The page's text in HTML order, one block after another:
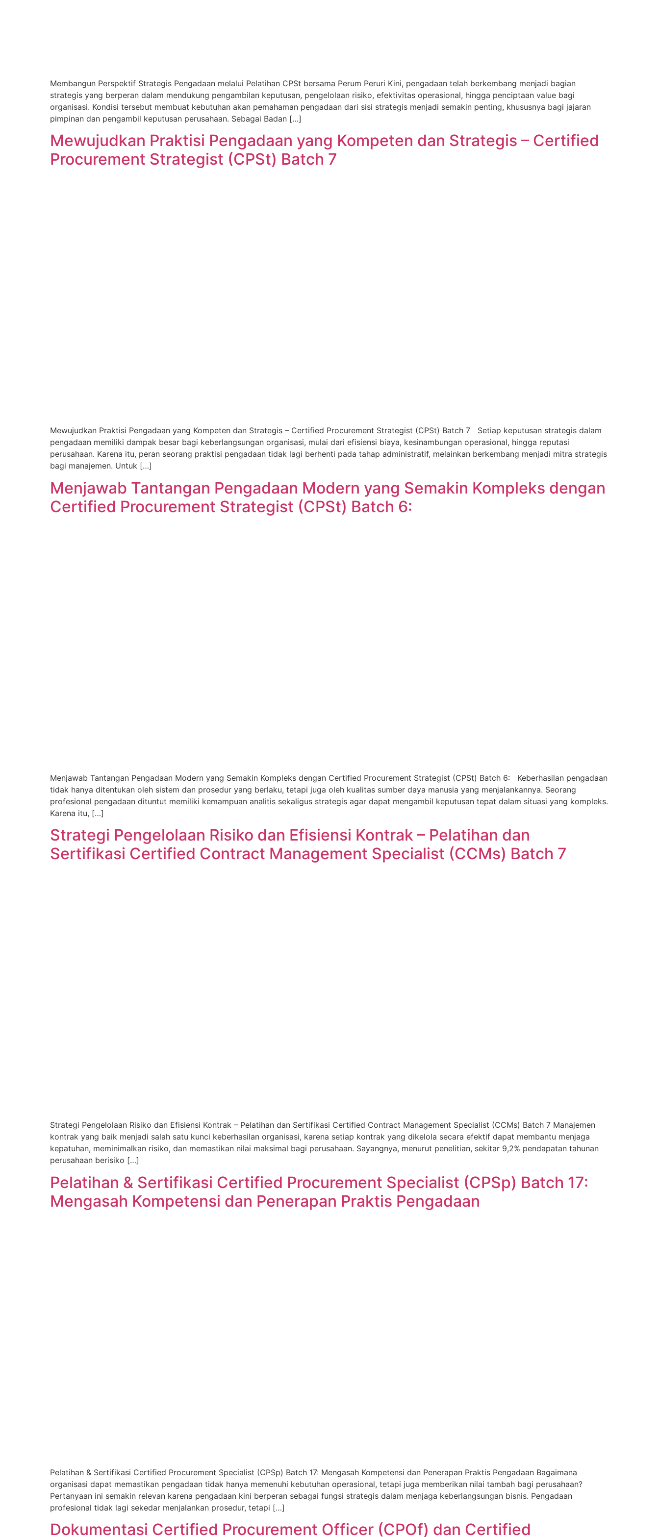
Membangun Perspektif Strategis Pengadaan melalui Pelatihan CPSt bersama Perum Peruri Kini, pengadaan telah berkembang menjadi bagian
strategis yang berperan dalam mendukung pengambilan keputusan, pengelolaan risiko, efektivitas operasional, hingga penciptaan value bagi
organisasi. Kondisi tersebut membuat kebutuhan akan pemahaman pengadaan dari sisi strategis menjadi semakin penting, khususnya bagi jajaran
pimpinan dan pengambil keputusan perusahaan. Sebagai Badan […]
Mewujudkan Praktisi Pengadaan yang Kompeten dan Strategis – Certified
Procurement Strategist (CPSt) Batch 7
Mewujudkan Praktisi Pengadaan yang Kompeten dan Strategis – Certified Procurement Strategist (CPSt) Batch 7 Setiap keputusan strategis dalam
pengadaan memiliki dampak besar bagi keberlangsungan organisasi, mulai dari efisiensi biaya, kesinambungan operasional, hingga reputasi
perusahaan. Karena itu, peran seorang praktisi pengadaan tidak lagi berhenti pada tahap administratif, melainkan berkembang menjadi mitra strategis
bagi manajemen. Untuk […]
Menjawab Tantangan Pengadaan Modern yang Semakin Kompleks dengan
Certified Procurement Strategist (CPSt) Batch 6:
Menjawab Tantangan Pengadaan Modern yang Semakin Kompleks dengan Certified Procurement Strategist (CPSt) Batch 6: Keberhasilan pengadaan
tidak hanya ditentukan oleh sistem dan prosedur yang berlaku, tetapi juga oleh kualitas sumber daya manusia yang menjalankannya. Seorang
profesional pengadaan dituntut memiliki kemampuan analitis sekaligus strategis agar dapat mengambil keputusan tepat dalam situasi yang kompleks.
Karena itu, […]
Strategi Pengelolaan Risiko dan Efisiensi Kontrak – Pelatihan dan
Sertifikasi Certified Contract Management Specialist (CCMs) Batch 7
Strategi Pengelolaan Risiko dan Efisiensi Kontrak – Pelatihan dan Sertifikasi Certified Contract Management Specialist (CCMs) Batch 7 Manajemen
kontrak yang baik menjadi salah satu kunci keberhasilan organisasi, karena setiap kontrak yang dikelola secara efektif dapat membantu menjaga
kepatuhan, meminimalkan risiko, dan memastikan nilai maksimal bagi perusahaan. Sayangnya, menurut penelitian, sekitar 9,2% pendapatan tahunan
perusahaan berisiko […]
Pelatihan & Sertifikasi Certified Procurement Specialist (CPSp) Batch 17:
Mengasah Kompetensi dan Penerapan Praktis Pengadaan
Pelatihan & Sertifikasi Certified Procurement Specialist (CPSp) Batch 17: Mengasah Kompetensi dan Penerapan Praktis Pengadaan Bagaimana
organisasi dapat memastikan pengadaan tidak hanya memenuhi kebutuhan operasional, tetapi juga memberikan nilai tambah bagi perusahaan?
Pertanyaan ini semakin relevan karena pengadaan kini berperan sebagai fungsi strategis dalam menjaga keberlangsungan bisnis. Pengadaan
profesional tidak lagi sekedar menjalankan prosedur, tetapi […]
Dokumentasi Certified Procurement Officer (CPOf) dan Certified